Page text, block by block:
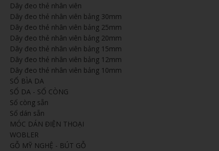
Dây đeo thẻ nhân viên
Dây đeo thẻ nhân viên bảng 30mm
Dây đeo thẻ nhân viên bảng 25mm
Dây đeo thẻ nhân viên bảng 20mm
Dây đeo thẻ nhân viên bảng 15mm
Dây đeo thẻ nhân viên bảng 12mm
Dây đeo thẻ nhân viên bảng 10mm
SỔ BÌA DA
SỔ DA - SỔ CÒNG
Sổ còng sẵn
Sổ dán sẵn
MÓC DÁN ĐIỆN THOẠI
WOBLER
GỖ MỸ NGHỆ - BÚT GỖ